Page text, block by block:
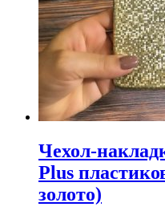
Чехол-
Plus
золото)